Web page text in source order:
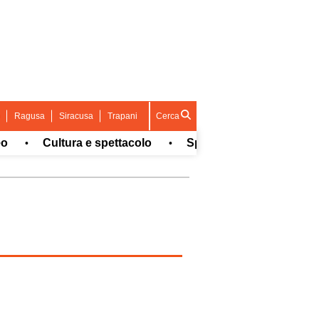
Ragusa Siracusa Trapani Cerca
Cultura e spettacolo • Sport